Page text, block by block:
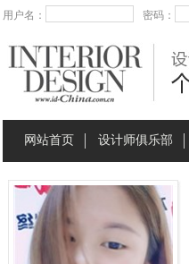
用户名： 密码：
网站首页 设计师俱乐部